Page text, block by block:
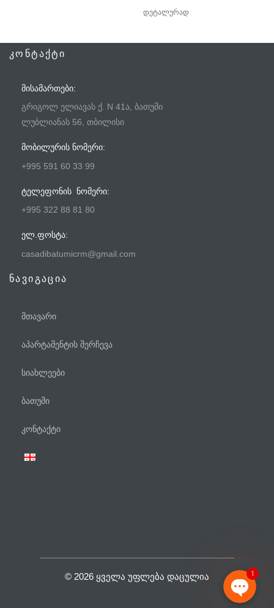
დეტალურად
ᲙᲝᲜᲢᲐᲥᲢᲘ
ᲛᲘᲡᲐᲛᲐᲠᲗᲔᲑᲘ:
გრიგოლ ელიავას ქ. N 41ა, ბათუმი
ლუბლიანას 56, თბილისი
ᲛᲝᲑᲘᲚᲣᲠᲘᲡ ᲜᲝᲛᲔᲠᲘ:
+995 591 60 33 99
ᲢᲔᲚᲔᲤᲝᲜᲘᲡ ᲜᲝᲛᲔᲠᲘ:
+995 322 88 81 80
ᲔᲚ.ᲤᲝᲡᲢᲐ:
casadibatumicrm@gmail.com
ნავიგაცია
მთავარი
აპარტამენტის შერჩევა
სიახლეები
ბათუმი
კონტაქტი
© 2026 ᲧᲕᲔᲚᲐ ᲣᲤᲚᲔᲑᲐ ᲓᲐᲪᲣᲚᲘᲐ 1